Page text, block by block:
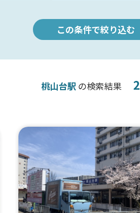
この条件で絞り込む
桃山台駅 の検索結果 2